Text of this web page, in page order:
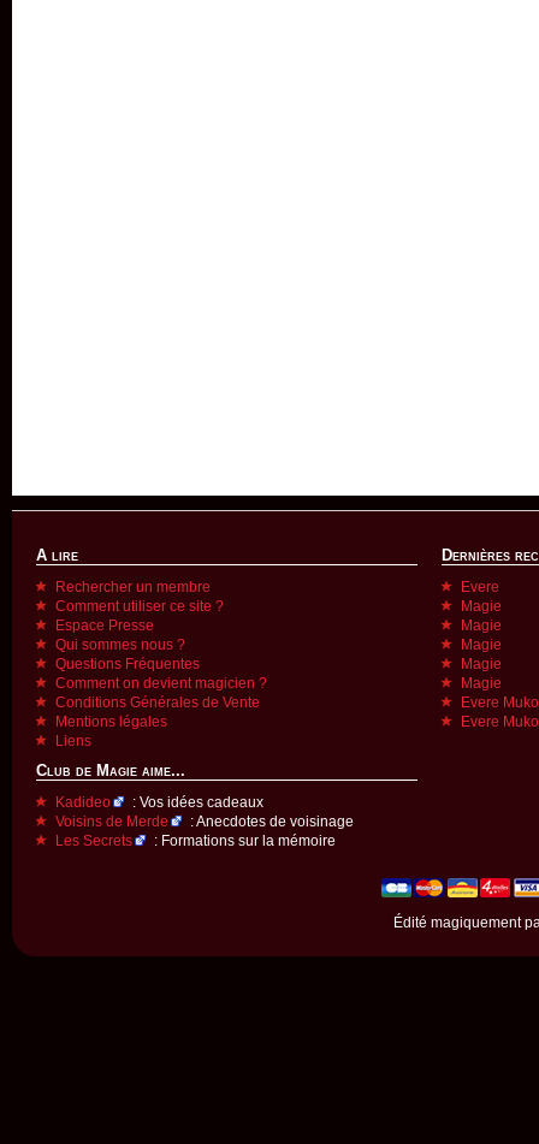
A lire
Rechercher un membre
Comment utiliser ce site ?
Espace Presse
Qui sommes nous ?
Questions Fréquentes
Comment on devient magicien ?
Conditions Générales de Vente
Mentions légales
Liens
Club de Magie aime...
Kadideo
: Vos idées cadeaux
Voisins de Merde
: Anecdotes de voisinage
Les Secrets
: Formations sur la mémoire
Dernières
Evere
Magie
Magie
Magie
Magie
Magie
Evere
Evere
Édité magiquement